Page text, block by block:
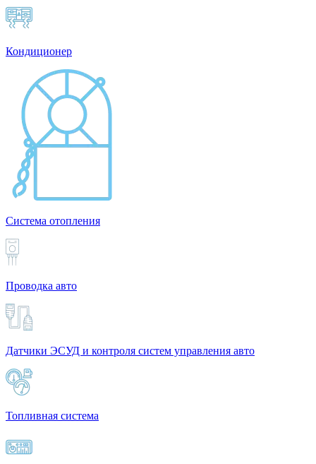
Кондиционер
Система отопления
Проводка авто
Датчики ЭСУД и контроля систем управления авто
Топливная система